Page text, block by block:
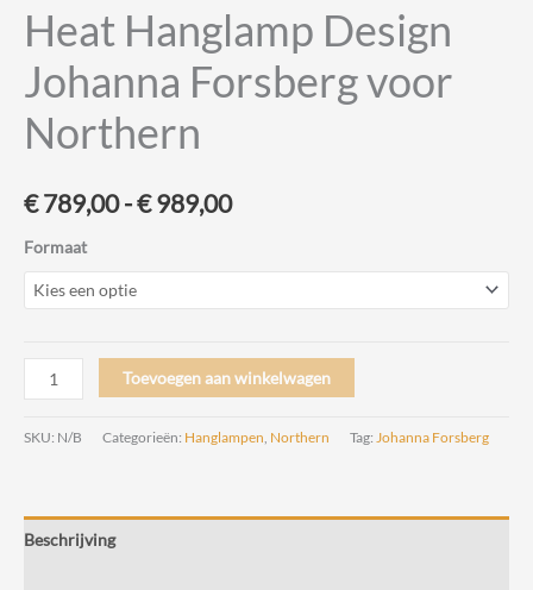
Heat Hanglamp Design
Johanna Forsberg voor
Northern
€789,00 -€989,00Prijsklasse:
Formaat
Heat
Hanglamp
Design
voor
Northern
Toevoegen aan winkelwagen
SKU: N/B Categorieën: Hanglampen, Northern Tag: Johanna Forsberg
Beschrijving